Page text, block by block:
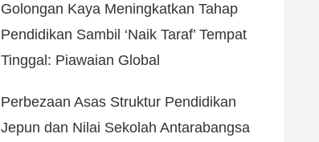
Golongan Kaya Meningkatkan Tahap
Pendidikan Sambil ‘Naik Taraf’ Tempat
Tinggal: Piawaian Global
Perbezaan Asas Struktur Pendidikan
Jepun dan Nilai Sekolah Antarabangsa